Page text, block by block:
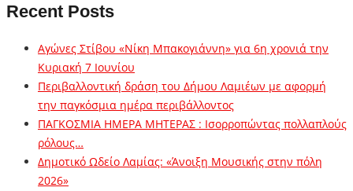
Recent Posts
Αγώνες Στίβου «Νίκη Μπακογιάννη» για 6η χρονιά την
Κυριακή 7 Ιουνίου
Περιβαλλοντική δράση του Δήμου Λαμιέων με αφορμή
την παγκόσμια ημέρα περιβάλλοντος
ΠΑΓΚΟΣΜΙΑ ΗΜΕΡΑ ΜΗΤΕΡΑΣ : Ισορροπώντας πολλαπλούς
ρόλους…
Δημοτικό Ωδείο Λαμίας: «Άνοιξη Μουσικής στην πόλη
2026»